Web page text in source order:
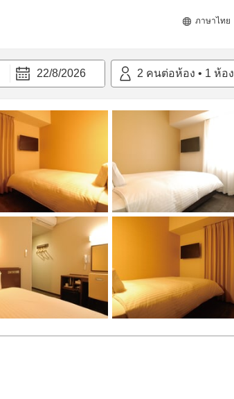
ภาษาไทย
22/8/2026 2 คนต่อห้อง • 1 ห้อง